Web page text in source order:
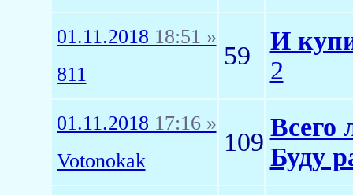
01.11.2018 18:51 »
811
59
И
2
01.11.2018 17:16 »
Votonokak
109
Всего
Буду